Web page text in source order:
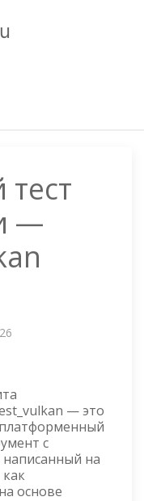
—
— это
с
на
основе